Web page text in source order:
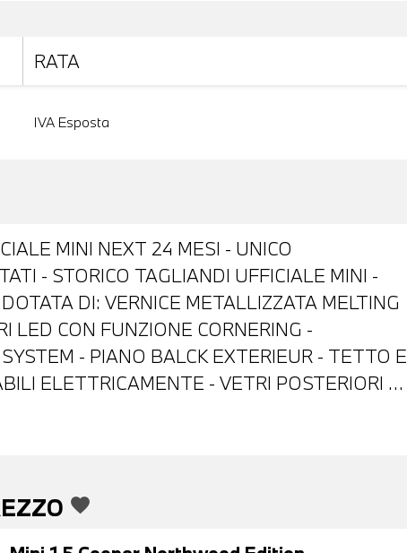
RATA
IVA Esposta
MINI NEXT 24 MESI - UNICO
- STORICO TAGLIANDI UFFICIALE MINI -
DI: VERNICE METALLIZZATA MELTING
LED CON FUNZIONE CORNERING -
- PIANO BALCK EXTERIEUR - TETTO E
ELETTRICAMENTE - VETRI POSTERIORI E
CARBON BLACK - VOLANTE IN PELLE CON
ASSISTANT - CLIMATIZZATORE
- SEDILI POSTERIORI
VANO DI RICARICA WIRELESS PER
favorite